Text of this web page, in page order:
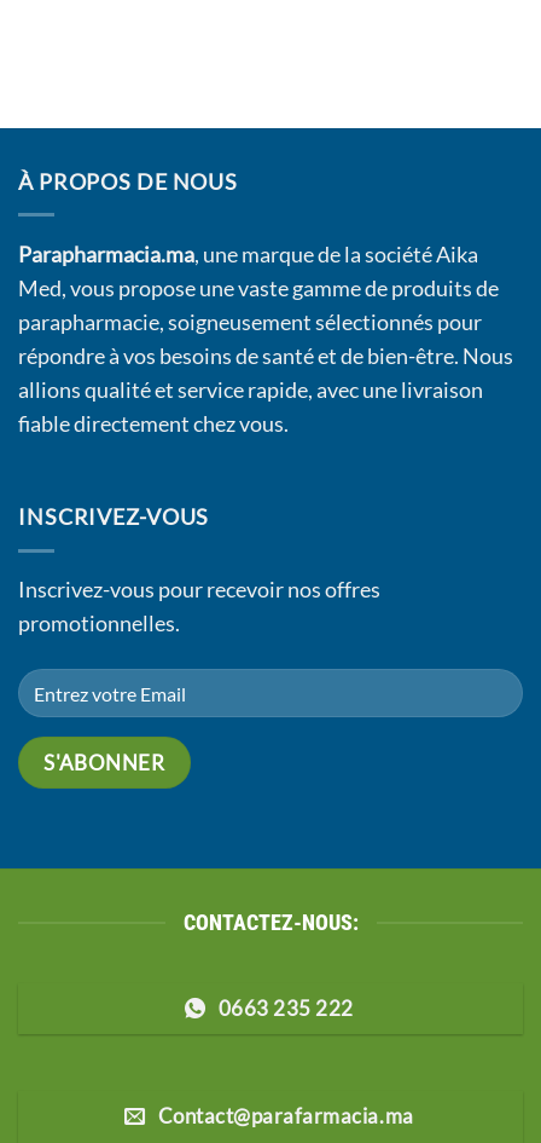
À PROPOS DE NOUS
Parapharmacia.ma, une marque de la société Aika
Med, vous propose une vaste gamme de produits de
parapharmacie, soigneusement sélectionnés pour
répondre à vos besoins de santé et de bien-être. Nous
allions qualité et service rapide, avec une livraison
fiable directement chez vous.
INSCRIVEZ-VOUS
Inscrivez-vous pour recevoir nos offres
promotionnelles.
CONTACTEZ-NOUS:
0663 235 222
Contact@parafarmacia.ma